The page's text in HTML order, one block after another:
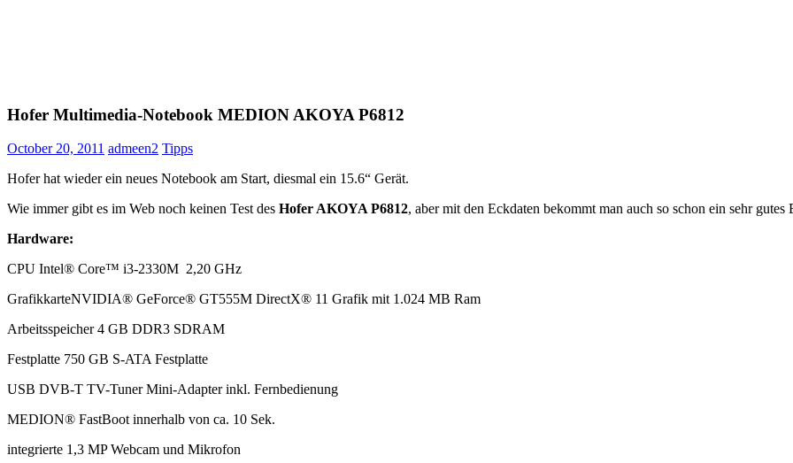
Hofer Multimedia-Notebook MEDION AKOYA P6812
October 20, 2011 admeen2 Tipps
Hofer hat wieder ein neues Notebook am Start, diesmal ein 15.6“ Gerät.
Wie immer gibt es im Web noch keinen Test des Hofer AKOYA P6812, aber mit den Eckdaten bekommt man auch so schon ein sehr gutes
Hardware:
CPU Intel® Core™ i3-2330M 2,20 GHz
GrafikkarteNVIDIA® GeForce® GT555M DirectX® 11 Grafik mit 1.024 MB Ram
Arbeitsspeicher 4 GB DDR3 SDRAM
Festplatte 750 GB S-ATA Festplatte
USB DVB-T TV-Tuner Mini-Adapter inkl. Fernbedienung
MEDION® FastBoot innerhalb von ca. 10 Sek.
integrierte 1,3 MP Webcam und Mikrofon